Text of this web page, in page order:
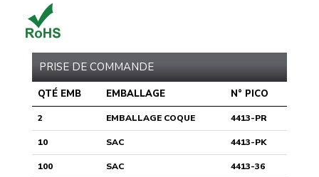
PRISE DE COMMANDE
QTÉ EMB EMBALLAGE N° PICO
2 EMBALLAGE COQUE 4413-PR
10 SAC 4413-PK
100 SAC 4413-36